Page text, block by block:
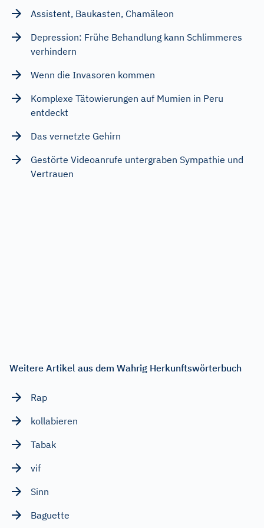
Assistent, Baukasten, Chamäleon
Depression: Frühe Behandlung kann Schlimmeres
verhindern
Wenn die Invasoren kommen
Komplexe Tätowierungen auf Mumien in Peru
entdeckt
Das vernetzte Gehirn
Gestörte Videoanrufe untergraben Sympathie und
Vertrauen
Weitere Artikel aus dem Wahrig Herkunftswörterbuch
Rap
kollabieren
Tabak
vif
Sinn
Baguette